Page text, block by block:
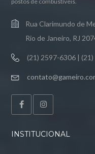
Rua Clarimundo de
Rio de Janeiro, RJ
(21) 2597-6306 |
INSTITUCIONAL